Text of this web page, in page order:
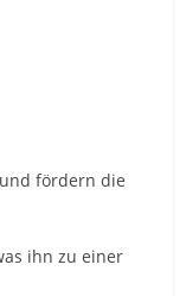
undförderndie
ihnzueiner